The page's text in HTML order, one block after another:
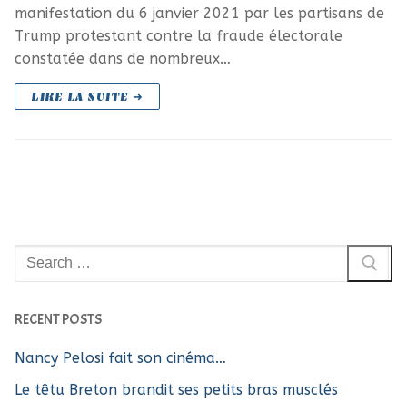
manifestation du 6 janvier 2021 par les partisans de
Trump protestant contre la fraude électorale
constatée dans de nombreux…
LIRE LA SUITE ➜
Rechercher
:
RECENT POSTS
Nancy Pelosi fait son cinéma…
Le têtu Breton brandit ses petits bras musclés